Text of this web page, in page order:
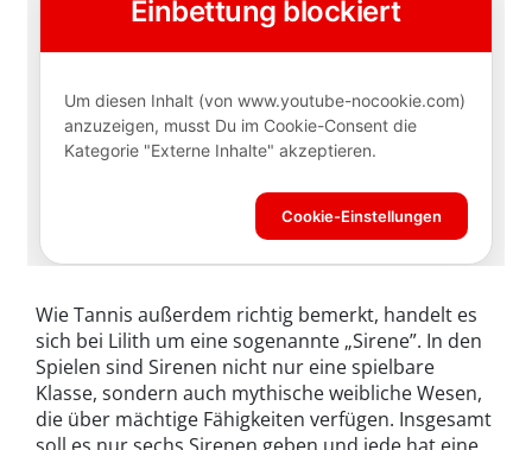
Wie Tannis außerdem richtig bemerkt, handelt es
sich bei Lilith um eine sogenannte „Sirene”. In den
Spielen sind Sirenen nicht nur eine spielbare
Klasse, sondern auch mythische weibliche Wesen,
die über mächtige Fähigkeiten verfügen. Insgesamt
soll es nur sechs Sirenen geben und jede hat eine